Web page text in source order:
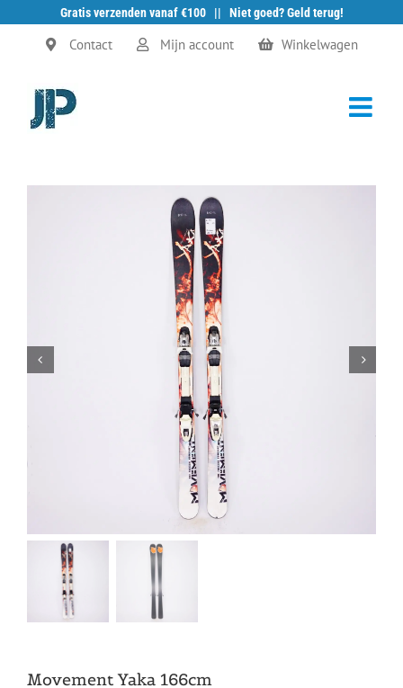
Gratis verzenden vanaf €100 || Niet goed? Geld terug!
Ga
Contact Mijn account Winkelwagen
Movement Yaka 166cm